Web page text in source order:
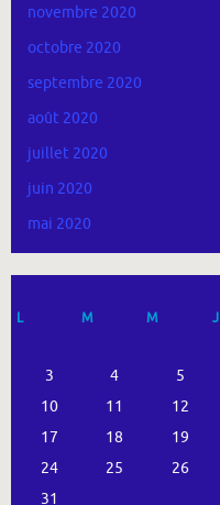
novembre 2020
octobre 2020
septembre 2020
août 2020
juillet 2020
juin 2020
mai 2020
L
M M J
3
4 5
10
11 12
17
18 19
24
25 26
31